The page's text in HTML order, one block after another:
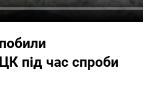
під час спроби